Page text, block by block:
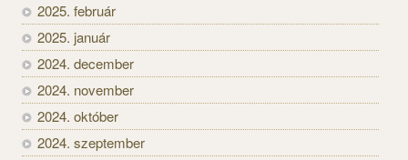
2025. február
2025. január
2024. december
2024. november
2024. október
2024. szeptember